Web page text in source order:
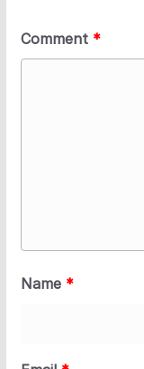
Comment *
Name *